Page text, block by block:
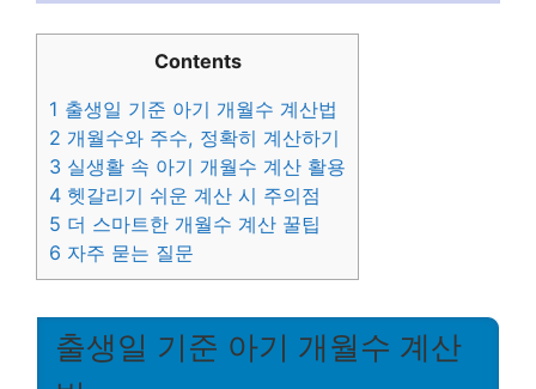
Contents
1 출생일 기준 아기 개월수 계산법
2 개월수와 주수, 정확히 계산하기
3 실생활 속 아기 개월수 계산 활용
4 헷갈리기 쉬운 계산 시 주의점
5 더 스마트한 개월수 계산 꿀팁
6 자주 묻는 질문
출생일 기준 아기 개월수 계산